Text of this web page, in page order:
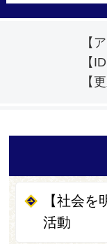
【
【ID
【
【社会
活動